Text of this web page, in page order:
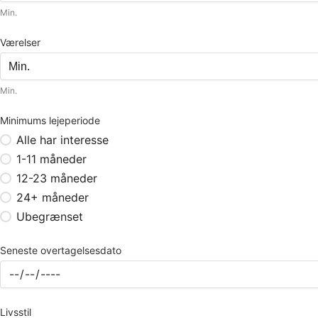
Min.
Værelser
Min.
Minimums lejeperiode
Alle har interesse
1-11 måneder
12-23 måneder
24+ måneder
Ubegrænset
Seneste overtagelsesdato
Livsstil